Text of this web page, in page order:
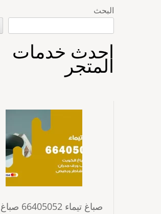
البحث
احدث خدمات
المتجر
صباغ تيماء 66405052 صباغ